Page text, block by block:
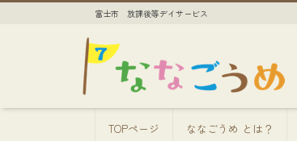
富士市 放課後等デイサービス
TOPページ ななごうめ とは？